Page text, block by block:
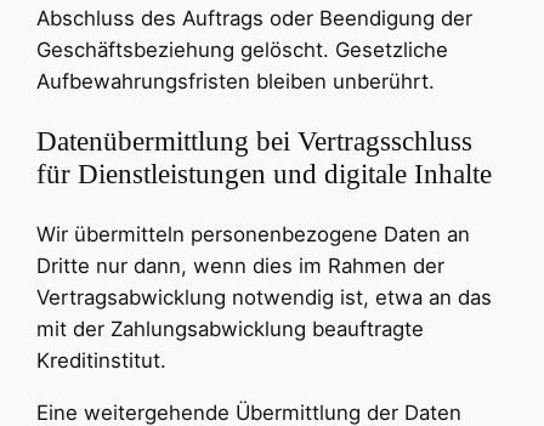
Abschluss des Auftrags oder Beendigung der
Geschäftsbeziehung gelöscht. Gesetzliche
Aufbewahrungsfristen bleiben unberührt.
Datenübermittlung bei Vertragsschluss
für Dienstleistungen und digitale Inhalte
Wir übermitteln personenbezogene Daten an
Dritte nur dann, wenn dies im Rahmen der
Vertragsabwicklung notwendig ist, etwa an das
mit der Zahlungsabwicklung beauftragte
Kreditinstitut.
Eine weitergehende Übermittlung der Daten